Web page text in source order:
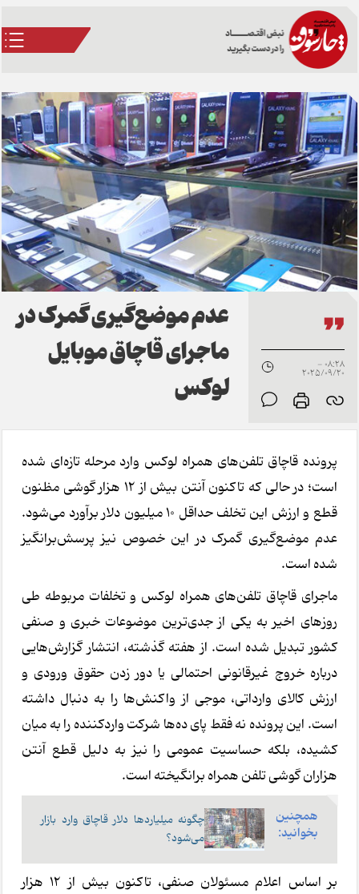
08:28 -
2025/09/20
عدم موضع‌گیری گمرک در
ماجرای قاچاق موبایل
لوکس
پرونده قاچاق تلفن‌های همراه لوکس وارد مرحله تازه‌ای شده
است؛ در حالی که تاکنون آنتن بیش از ۱۲ هزار گوشی مظنون
قطع و ارزش این تخلف حداقل ۱۰ میلیون دلار برآورد می‌شود.
عدم موضع‌گیری گمرک در این خصوص نیز پرسش‌برانگیز
شده است.
ماجرای قاچاق تلفن‌های همراه لوکس و تخلفات مربوطه طی
روزهای اخیر به یکی از جدی‌ترین موضوعات خبری و صنفی
کشور تبدیل شده است. از هفته گذشته، انتشار گزارش‌هایی
درباره خروج غیرقانونی احتمالی یا دور زدن حقوق ورودی و
ارزش کالای وارداتی، موجی از واکنش‌ها را به دنبال داشته
است. این پرونده نه فقط پای ده‌ها شرکت واردکننده را به میان
کشیده، بلکه حساسیت عمومی را نیز به دلیل قطع آنتن
هزاران گوشی تلفن همراه برانگیخته است.
همچنین
بخوانید:
چگونه میلیاردها دلار قاچاق وارد بازار
می‌شود؟
بر اساس اعلام مسئولان صنفی، تاکنون بیش از ۱۲ هزار